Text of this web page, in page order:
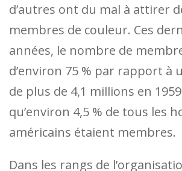
d’autres ont du mal à attirer
membres de couleur. Ces
années, le nombre de
d’environ 75 % par rapport à
de plus de 4,1 millions en
qu’environ 4,5 % de tous les
américains étaient membres.
Dans les rangs de